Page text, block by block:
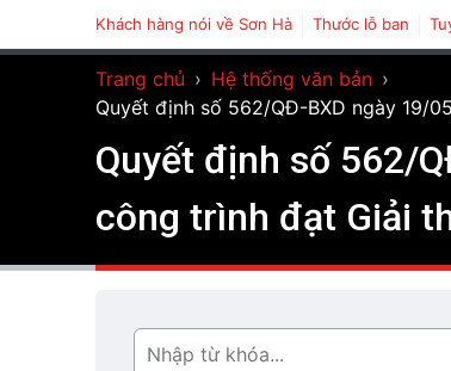
Khách hàng nói về Sơn Hà Thước lỗ ban
Trang chủ › Hệ thống văn bản ›
Quyết định số 562/QĐ-BXD ngày 19/
Quyết định số 562/
công trình đạt Giải
Tìm